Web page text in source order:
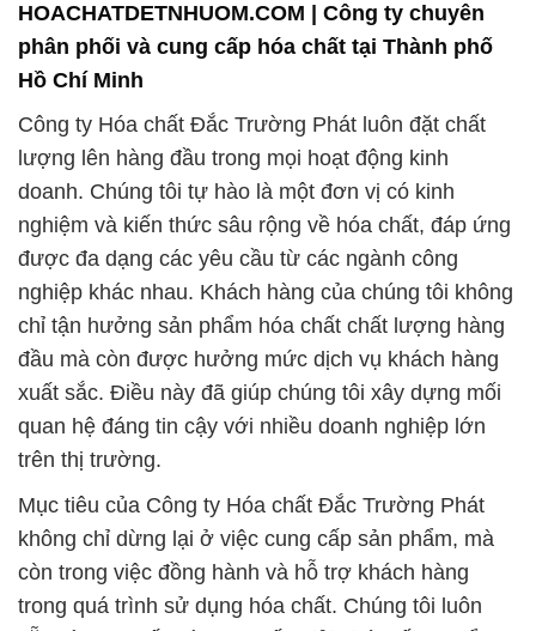
HOACHATDETNHUOM.COM | Công ty chuyên
phân phối và cung cấp hóa chất tại Thành phố
Hồ Chí Minh
Công ty Hóa chất Đắc Trường Phát luôn đặt chất
lượng lên hàng đầu trong mọi hoạt động kinh
doanh. Chúng tôi tự hào là một đơn vị có kinh
nghiệm và kiến thức sâu rộng về hóa chất, đáp ứng
được đa dạng các yêu cầu từ các ngành công
nghiệp khác nhau. Khách hàng của chúng tôi không
chỉ tận hưởng sản phẩm hóa chất chất lượng hàng
đầu mà còn được hưởng mức dịch vụ khách hàng
xuất sắc. Điều này đã giúp chúng tôi xây dựng mối
quan hệ đáng tin cậy với nhiều doanh nghiệp lớn
trên thị trường.
Mục tiêu của Công ty Hóa chất Đắc Trường Phát
không chỉ dừng lại ở việc cung cấp sản phẩm, mà
còn trong việc đồng hành và hỗ trợ khách hàng
trong quá trình sử dụng hóa chất. Chúng tôi luôn